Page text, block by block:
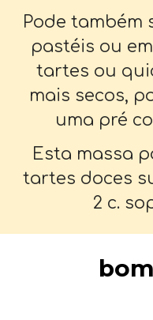
Pode também
pastéis ou
tartes ou
mais secos,
uma pré
Esta massa
tartes doces
2 c.